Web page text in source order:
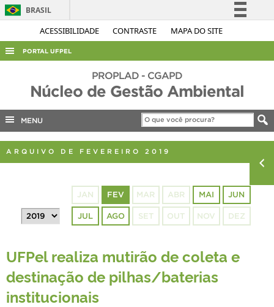
ACESSIBILIDADE CONTRASTE MAPA DO SITE
BRASIL
Simplifique!
Acesso à informação
Canais
PORTAL UFPEL
ACESSO À INFORMAÇÃO
AUDITORIA
EDITAIS
PORTARIAS
PROPLAD - CGAPD
Núcleo de Gestão Ambiental
MENU
ARQUIVO DE FEVEREIRO 2019
JAN FEV MAR ABR MAI JUN
JUL AGO SET OUT NOV DEZ
UFPel realiza mutirão de coleta e
destinação de pilhas/baterias
institucionais